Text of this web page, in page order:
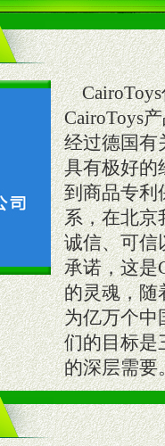
CairoToys
CairoToys
经过德国有
具有极好的
到商品专
系，在北京
诚信、可信
承诺，这是
的灵魂，随
为亿万个中
们的目标是
的深层需要